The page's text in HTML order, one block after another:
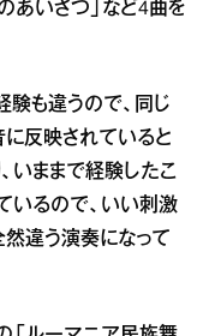
あいさつ」など4曲を
験も違うので、同じ
に反映されていると
いままで経験したこ
いるので、いい刺激
然違う演奏になって